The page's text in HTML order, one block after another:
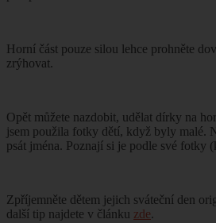
Horní část pouze silou lehce prohněte
zrýhovat.
Opět můžete nazdobit, udělat dírky na
jsem použila fotky dětí, když byly malé.
psát jména. Poznají si je podle své fotky
Zpříjemněte dětem jejich sváteční den
další tip najdete v článku zde.